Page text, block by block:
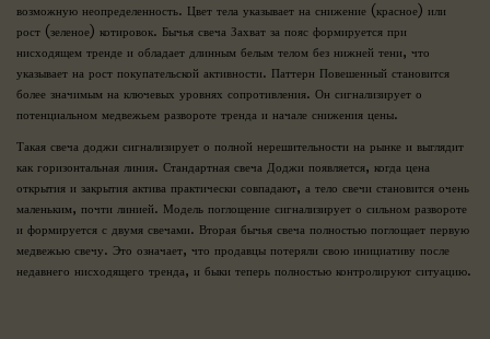
возможную неопределенность. Цвет тела указывает на снижение (красное) или
рост (зеленое) котировок. Бычья свеча Захват за пояс формируется при
нисходящем тренде и обладает длинным белым телом без нижней тени, что
указывает на рост покупательской активности. Паттерн Повешенный становится
более значимым на ключевых уровнях сопротивления. Он сигнализирует о
потенциальном медвежьем развороте тренда и начале снижения цены.
Такая свеча доджи сигнализирует о полной нерешительности на рынке и выглядит
как горизонтальная линия. Стандартная свеча Доджи появляется, когда цена
открытия и закрытия актива практически совпадают, а тело свечи становится очень
маленьким, почти линией. Модель поглощение сигнализирует о сильном развороте
и формируется с двумя свечами. Вторая бычья свеча полностью поглощает первую
медвежью свечу. Это означает, что продавцы потеряли свою инициативу после
недавнего нисходящего тренда, и быки теперь полностью контролируют ситуацию.